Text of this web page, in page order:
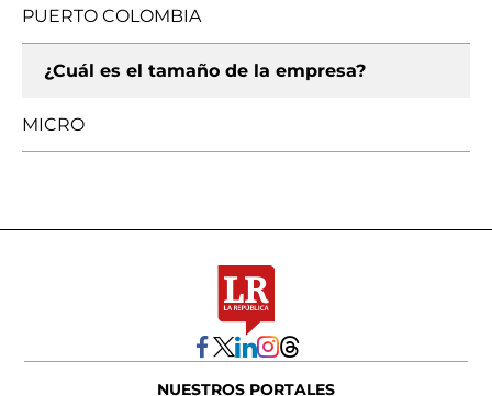
PUERTO COLOMBIA
¿Cuál es el tamaño de la empresa?
MICRO
NUESTROS PORTALES